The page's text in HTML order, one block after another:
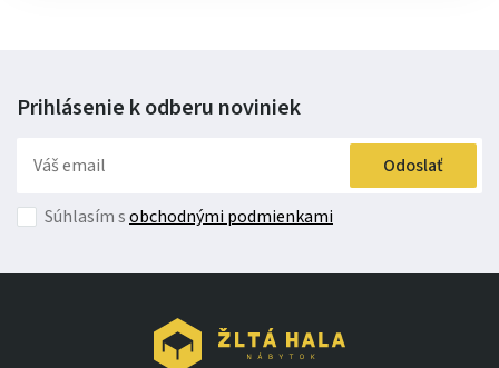
ponúka kompaktné rozmery,
zmontované skrinky, pracovnú dosku v cene a široké
možnosti prispôsobenia. Kľúčové frázy:
kuchyňa na mieru vzhľadu.
Zariaďte si kuchyňu jednoducho a presne podľa seba.
Objednajte si kuchynskú linku Monika a užívajte si
Prihlásenie k odberu noviniek
Odoslať
Súhlasím sobchodnými podmienkami